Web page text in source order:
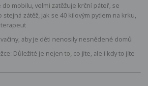
mobilu, velmi zatěžuje krční páteř, se
zátěž, jak se 40 kilovým pytlem na krku,
aby je děti nenosily nesnědené domů
Důležité je nejen to, co jíte, ale i kdy to jíte